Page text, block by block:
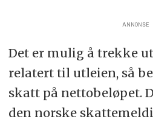
ANNONSE
Det er mulig å trekke
relatert til utleien, så
skatt på nettobeløpet.
den norske